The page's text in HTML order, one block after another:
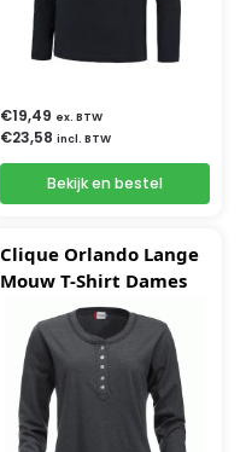
€19,49 ex. BTW
€23,58 incl. BTW
Bekijk en bestel
Clique Orlando Lange
Mouw T-Shirt Dames